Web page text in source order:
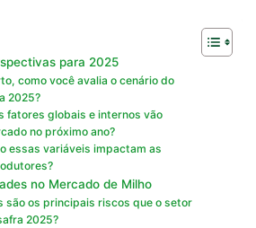
para 2025
como você avalia o cenário do
2025?
fatores globais e internos vão
no próximo ano?
essas variáveis impactam as
no Mercado de Milho
são os principais riscos que o setor
2025?